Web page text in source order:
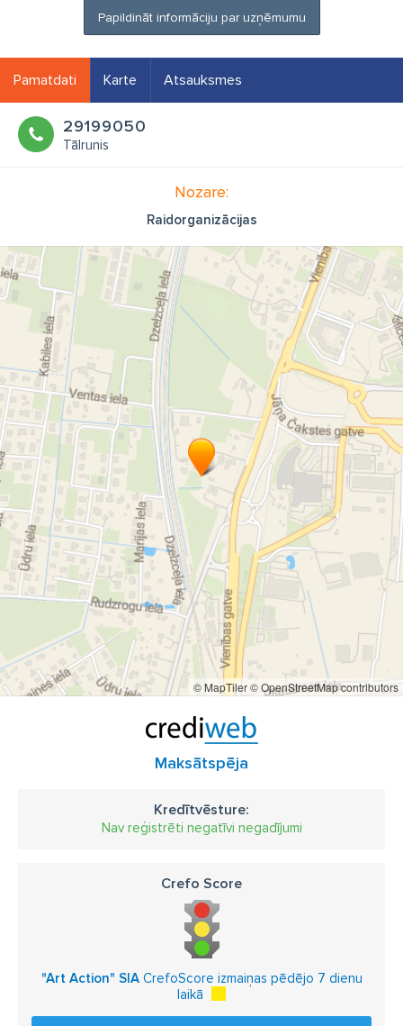
Papildināt informāciju par uzņēmumu
Pamatdati Karte Atsauksmes
29199050
Tālrunis
Nozare:
Raidorganizācijas
© MapTiler© OpenStreetMap contributors
Maksātspēja
Kredītvēsture:
Nav reģistrēti negatīvi negadījumi
Crefo Score
"Art Action" SIACrefoScore izmaiņas pēdējo 7 dienu
laikā